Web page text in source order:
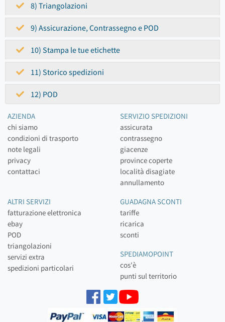
8) Triangolazioni
9) Assicurazione, Contrassegno e POD
10) Stampa le tue etichette
11) Storico spedizioni
12) POD
AZIENDA
chi siamo
condizioni di trasporto
note legali
privacy
contattaci
SERVIZIO SPEDIZIONI
assicurata
contrassegno
giacenze
province coperte
località disagiate
annullamento
ALTRI SERVIZI
fatturazione elettronica
ebay
POD
triangolazioni
servizi extra
spedizioni particolari
GUADAGNA SCONTI
tariffe
ricarica
sconti
SPEDIAMOPOINT
cos'è
punti sul territorio